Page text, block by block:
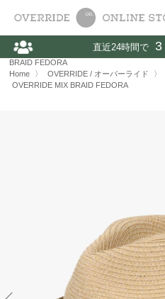
All Women
Home OVERRIDE / オーバーライド 〉
BRAID FEDORA
Home
〉 OVERRIDE / オーバーライド 〉
OVERRIDE MIX BRAID FEDORA
直近24時間で 3